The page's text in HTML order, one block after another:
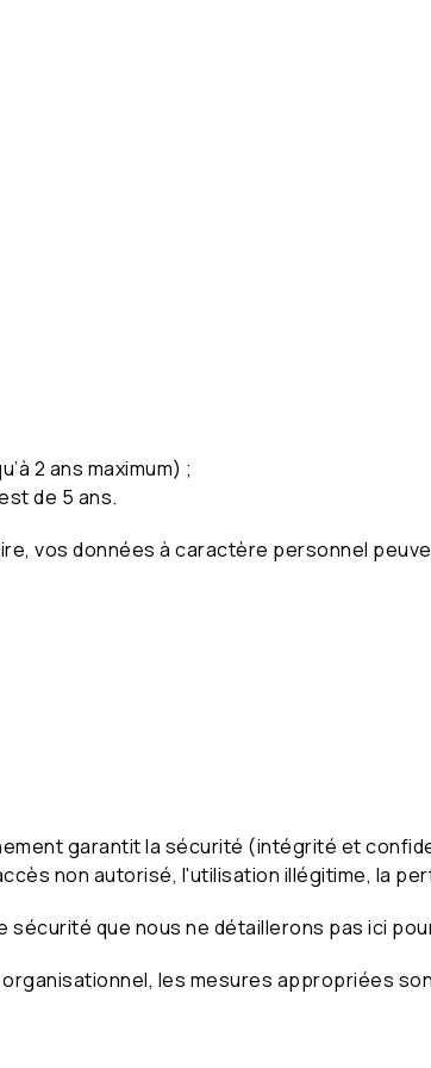
2 ans maximum) ;
de 5 ans.
vos données à caractère personnel
garantit la sécurité (intégrité et
non autorisé, l'utilisation illégitime, la
que nous ne détaillerons pas ici
les mesures appropriées